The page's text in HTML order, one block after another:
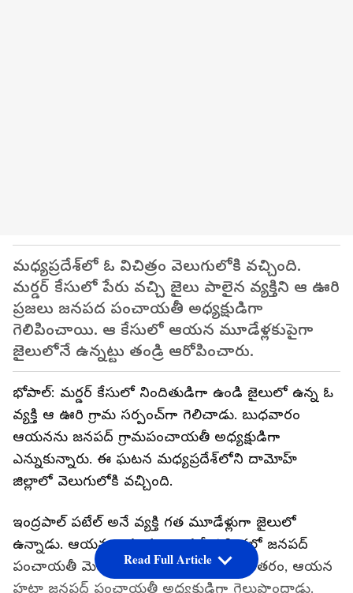
మధ్యప్రదేశ్‌లో ఓ విచిత్రం వెలుగులోకి వచ్చింది.
మర్డర్ కేసులో పేరు వచ్చి జైలు పాలైన వ్యక్తిని ఆ ఊరి
ప్రజలు జనపద పంచాయతీ అధ్యక్షుడిగా
గెలిపించాయి. ఆ కేసులో ఆయన మూడేళ్లకుపైగా
జైలులోనే ఉన్నట్టు తండ్రి ఆరోపించారు.
భోపాల్: మర్డర్ కేసులో నిందితుడిగా ఉండి జైలులో ఉన్న ఓ
వ్యక్తి ఆ ఊరి గ్రామ సర్పంచ్‌గా గెలిచాడు. బుధవారం
ఆయనను జనపద్ గ్రామపంచాయతీ అధ్యక్షుడిగా
ఎన్నుకున్నారు. ఈ ఘటన మధ్యప్రదేశ్‌లోని దామోహ్
జిల్లాలో వెలుగులోకి వచ్చింది.
ఇంద్రపాల్ పటేల్ అనే వ్యక్తి గత మూడేళ్లుగా జైలులో
ఉన్నాడు. ఆయన గ్రామ పంచాయతీ ఎన్నికల్లో జనపద్
పంచాయతీ మెంబర్‌గా గెలుపొందాడు. అనంతరం, ఆయన
హట్టా జనపద్ పంచాయతీ అధ్యక్షుడిగా గెలుపొందాడు.
Read Full Article